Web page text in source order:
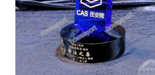
意大利獎盃
旗座/旗桿